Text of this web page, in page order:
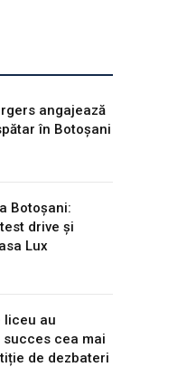
angajează
în Botoșani
Botoșani:
drive și
Lux
liceu au
cea mai
de dezbateri